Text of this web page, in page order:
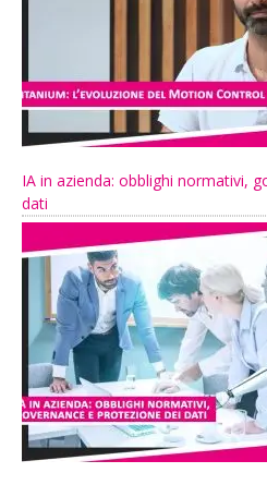
IA in azienda: obblighi normativi,
dati